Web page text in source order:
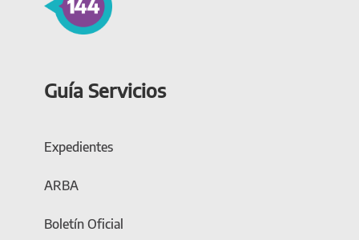
Guía Servicios
Expedientes
ARBA
Boletín Oficial